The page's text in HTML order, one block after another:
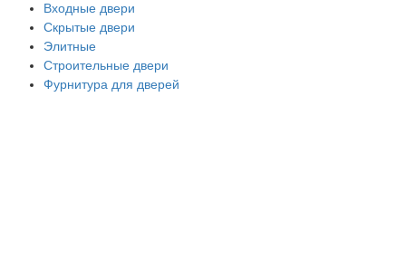
Входные двери
Скрытые двери
Элитные
Строительные двери
Фурнитура для дверей